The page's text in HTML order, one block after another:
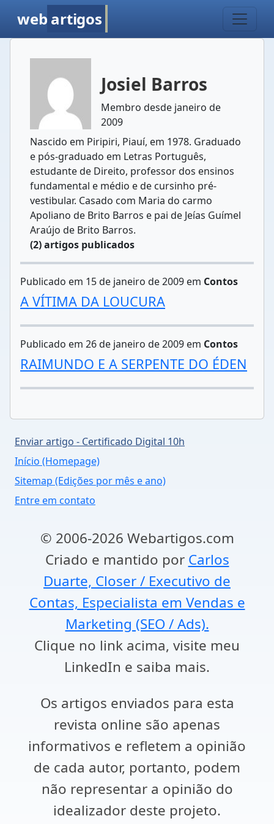
web artigos
Josiel Barros
Membro desde janeiro de
2009
Nascido em Piripiri, Piauí, em 1978. Graduado
e pós-graduado em Letras Português,
estudante de Direito, professor dos ensinos
fundamental e médio e de cursinho pré-
vestibular. Casado com Maria do carmo
Apoliano de Brito Barros e pai de Jeías Guímel
Araújo de Brito Barros.
(2) artigos publicados
Publicado em 15 de janeiro de 2009 em Contos
A VÍTIMA DA LOUCURA
Publicado em 26 de janeiro de 2009 em Contos
RAIMUNDO E A SERPENTE DO ÉDEN
Enviar artigo - Certificado Digital 10h
Início (Homepage)
Sitemap (Edições por mês e ano)
Entre em contato
© 2006-2026 Webartigos.com
Criado e mantido por Carlos
Duarte, Closer / Executivo de
Contas, Especialista em Vendas e
Marketing (SEO / Ads).
Clique no link acima, visite meu
LinkedIn e saiba mais.
Os artigos enviados para esta
revista online são apenas
informativos e refletem a opinião
de cada autor, portanto, podem
não representar a opinião do
idealizador deste projeto.